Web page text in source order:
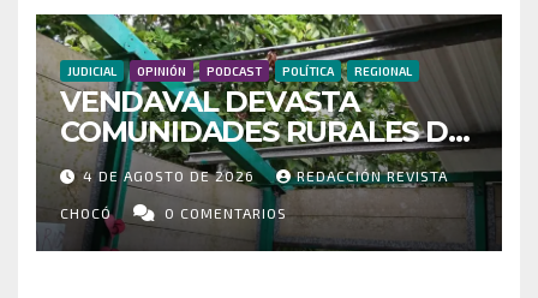
JUDICIAL OPINIÓN PODCAST POLÍTICA REGIONAL
VENDAVAL DEVASTA
COMUNIDADES RURALES DE
RIOSUCIO: ESCUELAS,
VIVIENDAS Y CEMENTERIO
ENTRE LOS AFECTADOS
4 DE AGOSTO DE 2026 REDACCIÓN REVISTA
CHOCÓ 0 COMENTARIOS